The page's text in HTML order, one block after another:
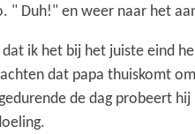
" Duh!" en weer naar het
ik het bij het juiste eind
dat papa thuiskomt
de dag probeert